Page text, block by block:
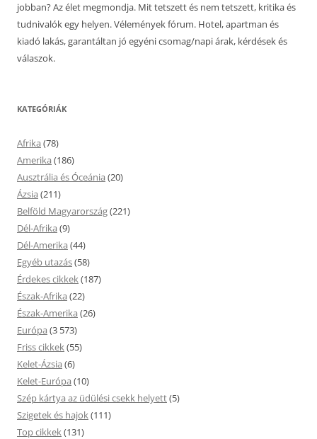
jobban? Az élet megmondja. Mit tetszett és nem tetszett, kritika és
tudnivalók egy helyen. Vélemények fórum. Hotel, apartman és
kiadó lakás, garantáltan jó egyéni csomag/napi árak, kérdések és
válaszok.
KATEGÓRIÁK
Afrika (78)
Amerika (186)
Ausztrália és Óceánia (20)
Ázsia (211)
Belföld Magyarország(221)
Dél-Afrika (9)
Dél-Amerika (44)
Egyéb utazás(58)
Érdekes cikkek(187)
Észak-Afrika (22)
Észak-Amerika (26)
Európa (3 573)
Friss cikkek(55)
Kelet-Ázsia (6)
Kelet-Európa (10)
Szép kártya az üdülési csekk helyett(5)
Szigetek és hajok(111)
Top cikkek(131)